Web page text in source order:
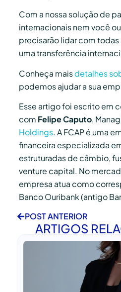
Com a nossa solução de
internacionais nem você
precisarão lidar com
uma transferência
Conheça maisdetalhes
podemos ajudar a sua
Esse artigo foi escrito em
com Felipe Caputo,
Holdings. A FCAP é uma
financeira especializada
estruturadas de câmbio,
venture capital. No
empresa atua como
Banco Ouribank (antigo
POST ANTERIOR
ARTIGOS